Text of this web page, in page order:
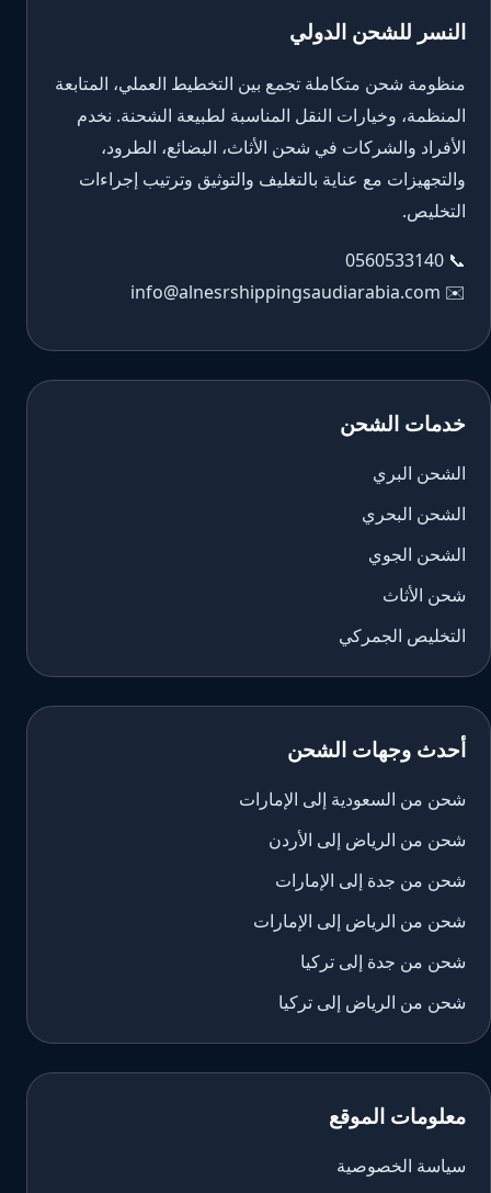
النسر للشحن الدولي
منظومة شحن متكاملة تجمع بين التخطيط العملي، المتابعة
المنظمة، وخيارات النقل المناسبة لطبيعة الشحنة. نخدم
الأفراد والشركات في شحن الأثاث، البضائع، الطرود،
والتجهيزات مع عناية بالتغليف والتوثيق وترتيب إجراءات
التخليص.
📞
0560533140
✉️
info@alnesrshippingsaudiarabia.com
خدمات الشحن
الشحن البري
الشحن البحري
الشحن الجوي
شحن الأثاث
التخليص الجمركي
أحدث وجهات الشحن
شحن من السعودية إلى الإمارات
شحن من الرياض إلى الأردن
شحن من جدة إلى الإمارات
شحن من الرياض إلى الإمارات
شحن من جدة إلى تركيا
شحن من الرياض إلى تركيا
معلومات الموقع
سياسة الخصوصية